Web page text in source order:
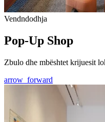
Vendndodhja
Pop-Up Shop
Zbulo dhe mbështet krijuesit
arrow_forward